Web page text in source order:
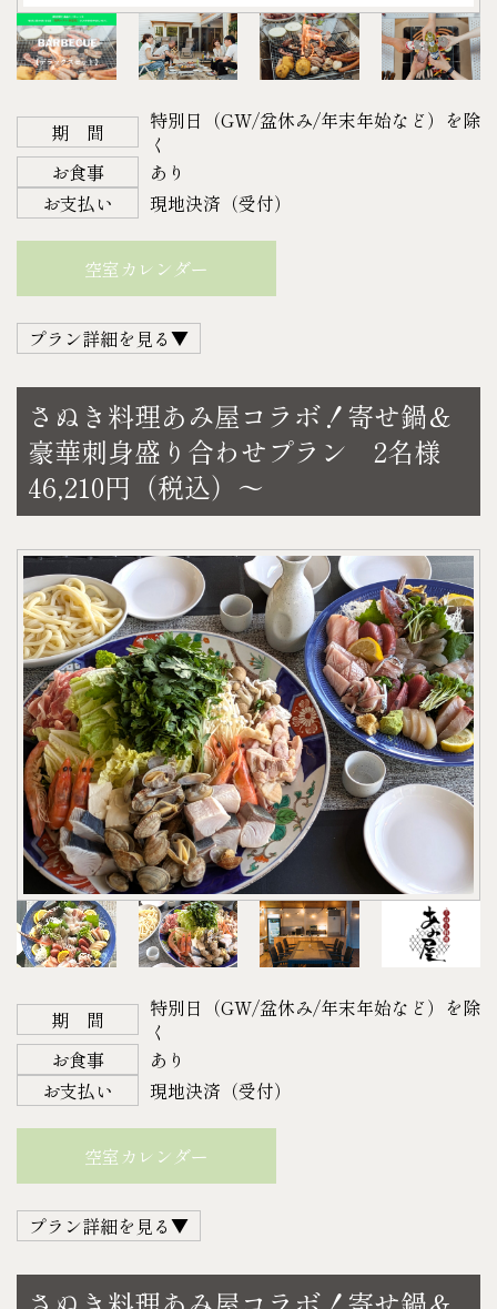
＜チェックイン＞ 14：00～18：00
＜チェックアウト＞ 11：00
電話にてご連絡下さい。
【ご予約について】
宿泊日の4日前の正午までにご予約下さい。
以降になりますとご準備できない場合がございます
のでご了承下さい。
【キャンセルについて】
7日前より ５０%
不 泊 １００%
※写真はイメージです。内容が変わる場合がありま
す。
♬サプライズ・記念日のご相談承ります♬
ズ、、、などの特別な演出に！
ご予算等に応じて相談承ります。ご希望の場合はお
気軽にお問い合わせください。
・キリン スミノフアイスオリジナル 275㎖
〈C.ソフトドリンク〉
・お茶
・ファンタ
・オレンジジュース
・ミネラルウォーター
各500㎖（仕入れ状況により内容量がかわる事がござ
います）
〈D.スナック菓子〉
・スナック菓子1袋（指定不可）
お1人様あたり
●A.アルコール…1本
●B.アルコール…1本
●C.ソフトドリンク…1本
上記の計3本をお選びいただけます。
※お酒をお召しにならない方はCより2本+Dをお付け
します。
＜宿泊＞
平日 36,300円（税込）
土・日・祝日 44,000円（税込）
＜お食事＞
デラックスセット（3人前）25,500円（税込）
＜料金＞
例）平日宿泊の場合
36,300円＋25,500円＝61,800円（税込）
土・日・祝日宿泊の場合
44,000円＋25,500円＝69,500円（税込）
＜チェックイン＞ 14：00～18：00
＜チェックアウト＞ 11：00
電話にてご連絡下さい。
【ご予約について】
宿泊日の4日前の正午までにご予約下さい。
以降になりますとご準備できない場合がございます
のでご了承下さい。
【キャンセルについて】
7日前より ５０%
不 泊 １００%
※雨天の場合、 宿泊当日午前9時までにご連絡頂け
れば、BBQ機材セットのみキャンセル可能です。
※各種警報または大雨・強風・暴風等の場合は、お
客様に連絡する事なくこちらの判断にて機材セッテ
ィングを中止させていただきます。その際のBBQ機
材セット代金は発生しません。（焼肉セット・ドリ
※ご宿泊中、台風・大雨・強風・暴風等の悪天候の
か、スタッフにてBBQ機材を撤去させていただく場
※物価高騰の影響により、販売価格を改定させてい
ただく場合がございます。予めご理解ご了承くださ
い。
【お好みのドリンク】
・アサヒ オフ（発泡酒）
・キリン 淡麗極上〈生〉（発泡酒）
・キリン 氷結（レモン・グレープフルーツ）
・サントリー 角ハイボール
・ほろよい（カシオレ・白いサワー・もも）
・檸檬堂（定番）
各350㎖
〈B.アルコール〉
・アサヒスーパードライ 350㎖
・キリン一番搾り 350㎖
・プレミアムモルツ 350㎖
・キリン スミノフアイスオリジナル 275㎖
〈C.ソフトドリンク〉
・お茶
・ファンタ
・オレンジジュース
・ミネラルウォーター
各500㎖（仕入れ状況により内容量がかわる事がござ
います）
〈D.スナック菓子〉
・スナック菓子1袋（指定不可）
お1人様あたり
期 間
特別日（GW/盆休み/年末年始など）を除
く
お食事
あり
お支払い
現地決済（受付）
空室カレンダー
プラン詳細を見る▼
観音寺の老舗焼肉店『焼肉レスト原起苑』さん
地元民に愛され続ける観音寺の名店。お肉屋さんが
経営しているので本格的な味を楽しめます。
ぜひ、本格焼肉をゲストハウスでご堪能ください♪
【デラックスセット】（5人前）
上カルビ、上モモ、ハラミ、タン、ホルモン、た
れ、野菜、パックご飯5個
【BBQ機材セット】
バーベキューグリル 、グリル用テーブル、アルミテ
ーブル
チェア × 5、炭（1人あたり1kg）
耐熱グローブ ・網 ・トング ・着火剤・ガスバーナ
ー
※BBQセットの持ち込みはご遠慮いただいておりま
す。
※紙皿や割り箸等の消耗品は含まれておりません。
※雨天の場合、 宿泊当日午前9時までにご連絡頂け
れば、BBQ機材セットのみキャンセル可能です。
※各種警報または大雨・強風・暴風等の場合は、お
客様に連絡する事なくこちらの判断にて機材セッテ
ィングを中止させていただきます。その際のBBQ機
材セット代金は発生しません。（焼肉セット・ドリ
ンクはキャンセル不可）
※ご宿泊中、台風・大雨・強風・暴風等の悪天候の
か、スタッフにてBBQ機材を撤去させていただく場
※物価高騰の影響により、販売価格を改定させてい
さぬき料理あみ屋コラボ！寄せ鍋＆
豪華刺身盛り合わせプラン 2名様
46,210円（税込）～
期 間
特別日（GW/盆休み/年末年始など）を除
く
お食事
あり
お支払い
現地決済（受付）
空室カレンダー
プラン詳細を見る▼
瀬戸内海で獲れた新鮮な魚介や地産の食材など、美